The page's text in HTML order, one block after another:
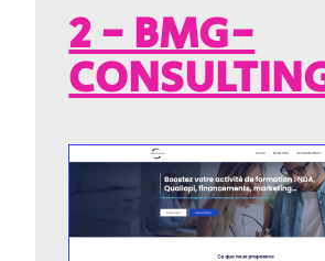
2 - BMG-